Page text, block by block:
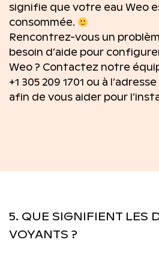
signifie que votre eau Weo
consommée.
Rencontrez-vous un
besoin d’aide pour
Weo ? Contactez notre
+1 305 209 1701 ou à
afin de vous aider pour
5. QUE SIGNIFIENT LES
VOYANTS ?